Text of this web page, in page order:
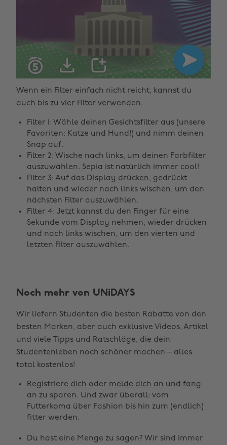
Wenn ein Filter einfach nicht reicht, kannst du
auch bis zu vier Filter verwenden.
Filter 1: Wähle deinen Gesichtsfilter aus (unsere
Favoriten: Katze und Hund!) und nimm deinen
Snap auf.
Filter 2: Wische nach links, um deinen Farbfilter
auszuwählen. Sepia ist natürlich immer cool!
Filter 3: Auf das Display drücken, gedrückt
halten und wieder nach links wischen, um den
nächsten Filter auszuwählen.
Filter 4: Jetzt kannst du den Finger für eine
Sekunde vom Display nehmen, wieder drücken
und nach links wischen, um den vierten und
letzten Filter auszuwählen.
Noch mehr von UNiDAYS
Wir liefern Studenten die besten Rabatte von den
besten Marken, aber auch exklusive Videos, Artikel
und viele Tipps und Ratschläge, die dein
Studentenleben noch schöner machen – alles
total kostenlos!
Registriere dich oder melde dich an und fang
an zu sparen. Und zwar überall: vom
Futterkoma über Fashion bis hin zum (endlich)
fitter werden.
Du hast eine Menge zu sagen? Wir sind immer
Region ändern
Australia
Belgique
Canada
Nederland
New Zealand
Österreich